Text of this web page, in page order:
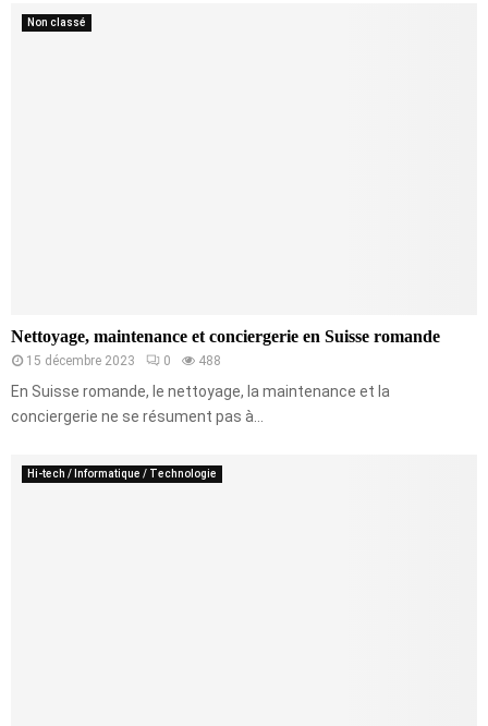
Non classé
Nettoyage, maintenance et conciergerie en Suisse romande
15 décembre 2023 0 488
En Suisse romande, le nettoyage, la maintenance et la
conciergerie ne se résument pas à...
Hi-tech / Informatique / Technologie